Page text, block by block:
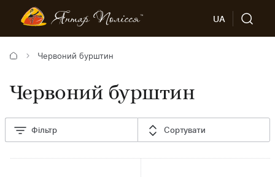
UA
Червоний бурштин
Червоний бурштин
Фільтр Сортувати